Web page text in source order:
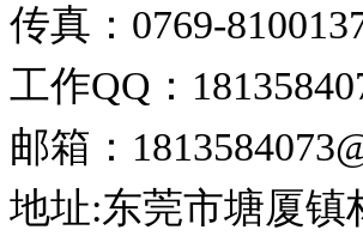
传真：0769-
工作QQ：
邮箱：
地址:东莞市塘厦镇